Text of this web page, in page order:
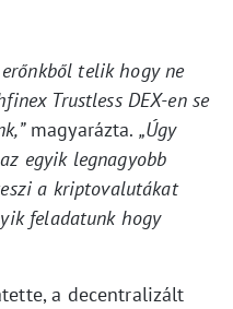
telik hogy ne
Trustless DEX-en se
magyarázta. „Úgy
egyik legnagyobb
a kriptovalutákat
feladatunk hogy
a decentralizált